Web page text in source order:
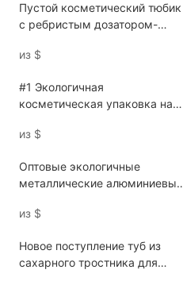
Пустой косметический тюбик
с ребристым дозатором-
лосьона для рук.
из $
#1 Экологичная
косметическая упаковка на
услуги по изготовлению
пластика.
из $
Оптовые экологичные
металлические алюминиевые
выжимателем
из $
Новое поступление туб из
сахарного тростника для